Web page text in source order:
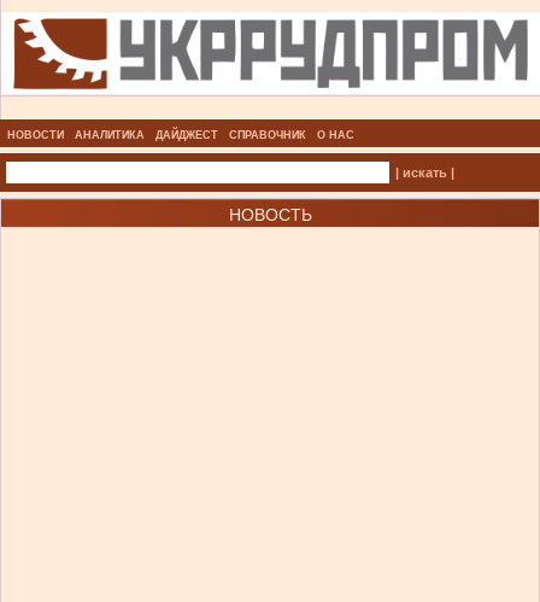
НОВОСТИ АНАЛИТИКА ДАЙДЖЕСТ СПРАВОЧНИК О НАС
| искать |
НОВОСТЬ